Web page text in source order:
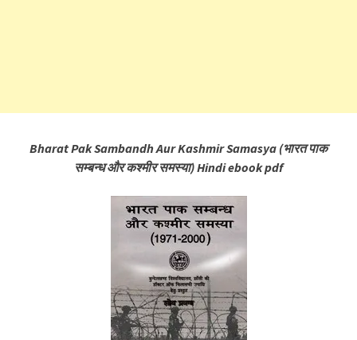
Bharat Pak Sambandh Aur Kashmir Samasya (भारत पाक
सम्बन्ध और कश्मीर समस्या) Hindi ebook pdf